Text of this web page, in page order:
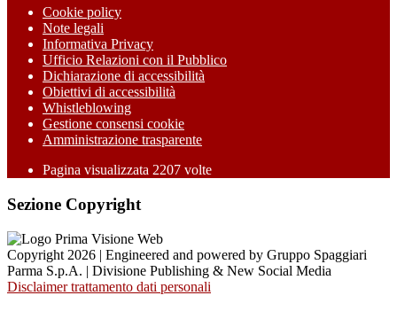
Cookie policy
Note legali
Informativa Privacy
Ufficio Relazioni con il Pubblico
Dichiarazione di accessibilità
Obiettivi di accessibilità
Whistleblowing
Gestione consensi cookie
Amministrazione trasparente
Pagina visualizzata 2207 volte
Sezione Copyright
Copyright 2026 | Engineered and powered by Gruppo Spaggiari
Parma S.p.A. | Divisione Publishing & New Social Media
Disclaimer trattamento dati personali